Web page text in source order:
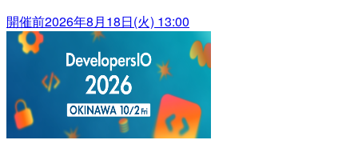
開催前2026年8月18日(火) 13:00